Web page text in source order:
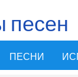
песен
ПЕСНИ